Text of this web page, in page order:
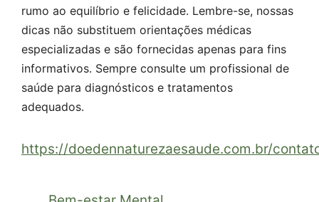
rumo ao equilíbrio e felicidade. Lembre-se, nossas
dicas não substituem orientações médicas
especializadas e são fornecidas apenas para fins
informativos. Sempre consulte um profissional de
saúde para diagnósticos e tratamentos
adequados.
https://doedennaturezaesaude.com.br/